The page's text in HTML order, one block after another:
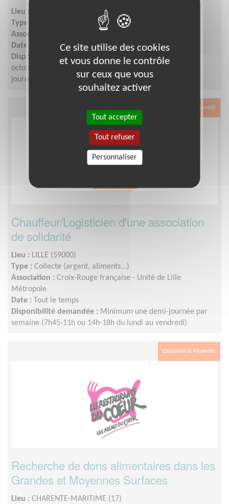
Lieu :
Type :
Collecte (argent, aliments...)
Association :
Date :
du 02/10/2026 au 03/10/2026
Disponibilité demandée : Mobilise-toi pour les 2 ou 3
octobre 2026, soit le temps de quelques heures ou une
journée, entre amis ou en famille.
Exclusion & Pauvreté
Chauffeur/Logisticien d'une association
de solidarité
Lieu : LILLE (59000)
Type : Collecte (argent, aliments...)
Association : Croix-Rouge française - Unité de Lille
Métropole
Date : Tout le temps
Disponibilité demandée : Minimum une demi-journée par
semaine (7h45-11h ou 14h-18h du lundi au vendredi)
Exclusion & Pauvreté
Recherche de dons alimentaires dans les
Grandes et Moyennes Surfaces
Lieu : CHARENTE-MARITIME (17)
Ce site utilise des cookies
et vous donne le contrôle
sur ceux que vous
souhaitez activer
Tout accepter
Tout refuser
Personnaliser